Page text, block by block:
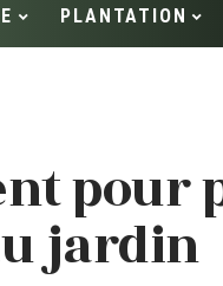
PLANTATION
pour
jardin